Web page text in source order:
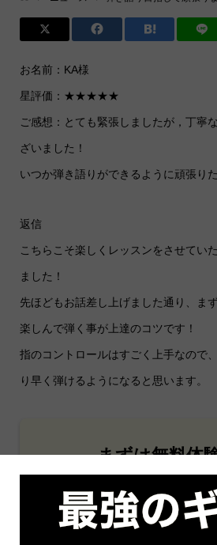
お名前：KA様
星評価：★★★★★
ご感想：とても緊張しましたが，丁寧
ざいました！
いつか弾き語りができるように頑張り
返信
こちらこそ楽しくレッスンをさせてい
ました！
先ほどもお話差し上げました通り、ま
楽しんで弾く事が上達のコツです！
指のコントロールはすごく上手なので
り早く弾けるようになると思います。
まずは無料体
はじめましょ